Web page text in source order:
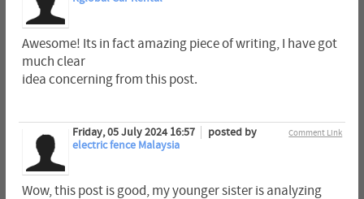
Awesome! Its in fact amazing piece of writing, I have got
much clear
idea concerning from this post.
Comment Link
Friday, 05 July 2024 16:57
posted by
electric fence Malaysia
Wow, this post is good, my younger sister is analyzing